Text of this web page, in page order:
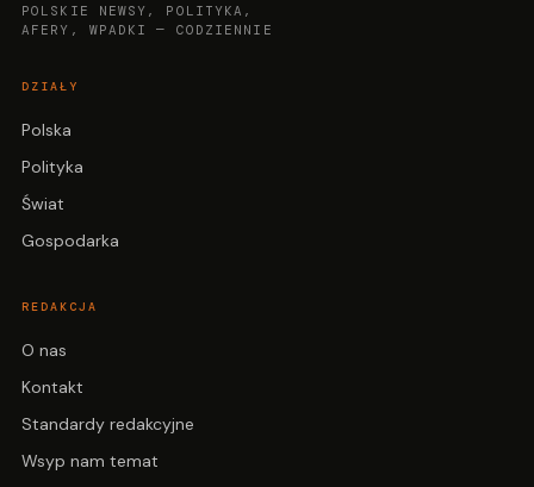
POLSKIE NEWSY, POLITYKA,
AFERY, WPADKI — CODZIENNIE
DZIAŁY
Polska
Polityka
Świat
Gospodarka
REDAKCJA
O nas
Kontakt
Standardy redakcyjne
Wsyp nam temat